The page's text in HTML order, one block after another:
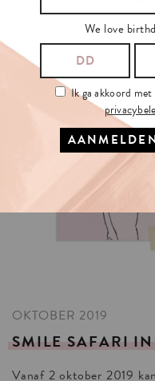
OKTOBER 2019
SMILE SAFARI IN
Vanaf 2 oktober 2019
We love
Ik ga akkoord met